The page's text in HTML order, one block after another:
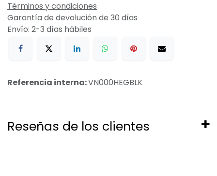
Términos y condiciones
Garantía de devolución de 30 días
Envío: 2-3 días hábiles
Referencia interna:VN000HEGBLK
Reseñas de los clientes